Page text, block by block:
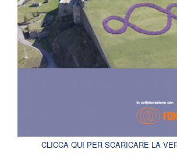
CLICCA QUI PER SCARICARE LA